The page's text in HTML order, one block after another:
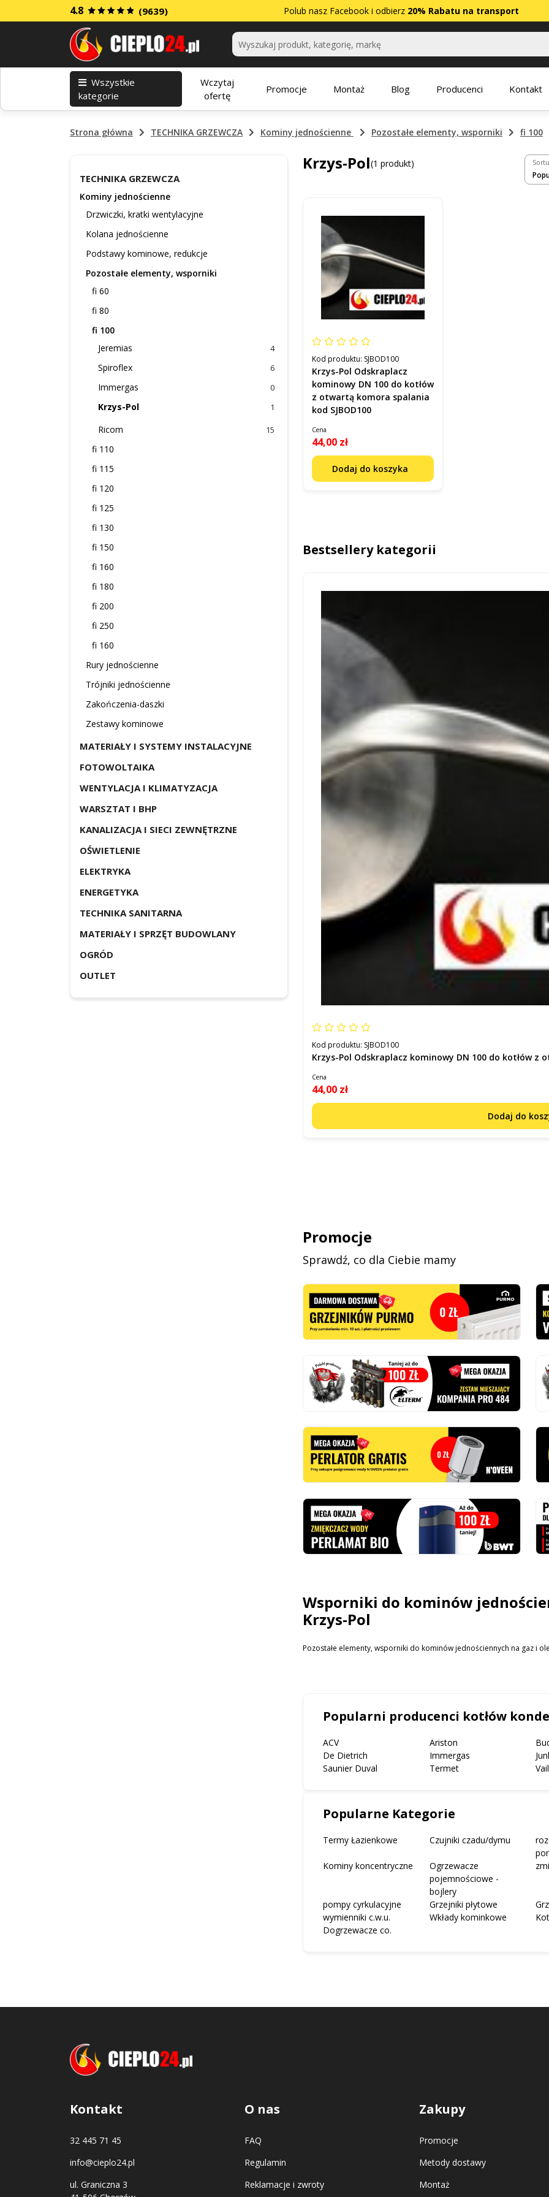
4.8 (9639) Polub nasz Facebook i odbierz 20% Rabatu na transport
Kategorie
Wszystkie
kategorie
Wczytaj
ofertę
Promocje Montaż Blog Producenci Kontakt
Strona główna TECHNIKA GRZEWCZA Kominy jednościenne Pozostałe elementy, wsporniki fi 100
TECHNIKA GRZEWCZA
Kominy jednościenne
Drzwiczki, kratki wentylacyjne
Kolana jednościenne
Podstawy kominowe, redukcje
Pozostałe elementy, wsporniki
fi 60
fi 80
fi 100
Jeremias
4
Spiroflex 6
Immergas 0
Krzys-Pol 1
Ricom 15
fi 110
fi 115
fi 120
fi 125
fi 130
fi 150
fi 160
fi 180
fi 200
fi 250
fi 160
Rury jednościenne
Trójniki jednościenne
Zakończenia-daszki
Zestawy kominowe
MATERIAŁY I SYSTEMY INSTALACYJNE
FOTOWOLTAIKA
WENTYLACJA I KLIMATYZACJA
WARSZTAT I BHP
KANALIZACJA I SIECI ZEWNĘTRZNE
OŚWIETLENIE
ELEKTRYKA
ENERGETYKA
TECHNIKA SANITARNA
MATERIAŁY I SPRZĘT BUDOWLANY
OGRÓD
OUTLET
Krzys-Pol(1 produkt)
Kod produktu: SJBOD100
Krzys-Pol Odskraplacz
kominowy DN 100 do kotłów
z otwartą komora spalania
kod SJBOD100
Cena
44,00 zł
Dodaj do koszyka
Bestsellery kategorii
Kod produktu: SJBOD100
Krzys-Pol Odskraplacz kominowy DN 100 do kotłów z
Cena
44,00 zł
Dodaj do
Promocje
Sprawdź, co dla Ciebie mamy
Wsporniki do kominów
Krzys-Pol
Pozostałe elementy, wsporniki do kominów jednościennych na gaz i
Popularni producenci kotłów
ACV Ariston
De Dietrich
Immergas
Saunier Duval
Termet
Popularne Kategorie
Termy Łazienkowe Czujniki czadu/dymu
Kominy koncentryczne
Ogrzewacze
pojemnościowe -
bojlery
pompy cyrkulacyjne Grzejniki płytowe
wymienniki c.w.u.
Wkłady kominkowe
Dogrzewacze co.
Kontakt
32 445 71 45
info@cieplo24.pl
ul. Graniczna 3
O nas
FAQ
Regulamin
Reklamacje i zwroty
Zakupy
Promocje
Metody dostawy
Montaż